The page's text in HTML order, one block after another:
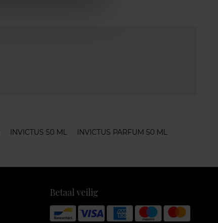
INVICTUS 50 ML INVICTUS PARFUM 50 ML
Betaal veilig